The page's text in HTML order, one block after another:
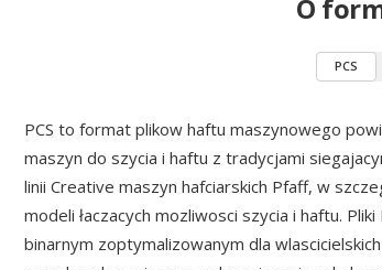
O
PCS
PCS to format plikow haftu maszynowego
maszyn do szycia i haftu z tradycjami
linii Creative maszyn hafciarskich Pfaff, w
modeli łaczacych mozliwosci szycia i haftu.
binarnym zoptymalizowanym dla